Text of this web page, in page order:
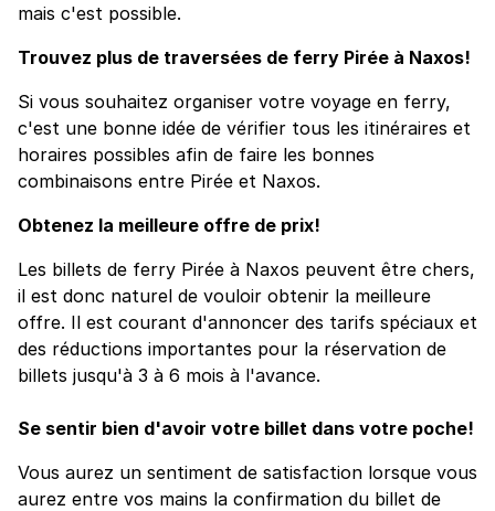
mais c'est possible.
Trouvez plus de traversées de ferry Pirée à Naxos!
Si vous souhaitez organiser votre voyage en ferry,
c'est une bonne idée de vérifier tous les itinéraires et
horaires possibles afin de faire les bonnes
combinaisons entre Pirée et Naxos.
Obtenez la meilleure offre de prix!
Les billets de ferry Pirée à Naxos peuvent être chers,
il est donc naturel de vouloir obtenir la meilleure
offre. Il est courant d'annoncer des tarifs spéciaux et
des réductions importantes pour la réservation de
billets jusqu'à 3 à 6 mois à l'avance.
Se sentir bien d'avoir votre billet dans votre poche!
Vous aurez un sentiment de satisfaction lorsque vous
aurez entre vos mains la confirmation du billet de